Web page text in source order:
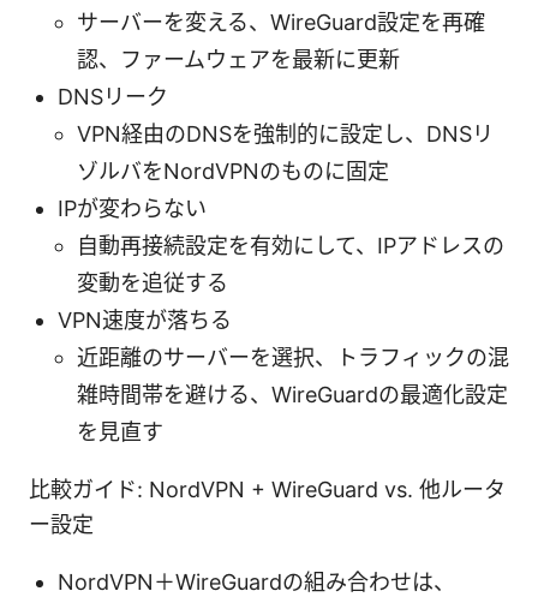
サーバーを変える、WireGuard設定を再確
認、ファームウェアを最新に更新
DNSリーク
VPN経由のDNSを強制的に設定し、DNSリ
ゾルバをNordVPNのものに固定
IPが変わらない
自動再接続設定を有効にして、IPアドレスの
変動を追従する
VPN速度が落ちる
近距離のサーバーを選択、トラフィックの混
雑時間帯を避ける、WireGuardの最適化設定
を見直す
比較ガイド: NordVPN + WireGuard vs. 他ルータ
ー設定
NordVPN＋WireGuardの組み合わせは、